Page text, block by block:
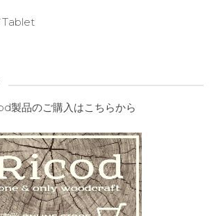
製品のご購入はこちらから